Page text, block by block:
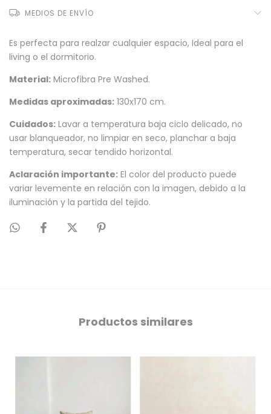
MEDIOS DE ENVÍO
Es perfecta para realzar cualquier espacio, Ideal para el
living o el dormitorio.
Material: Microfibra Pre Washed.
Medidas aproximadas: 130x170 cm.
Cuidados: Lavar a temperatura baja ciclo delicado, no
usar blanqueador, no limpiar en seco, planchar a baja
temperatura, secar tendido horizontal.
Aclaración importante: El color del producto puede
variar levemente en relación con la imagen, debido a la
iluminación y la partida del tejido.
Productos similares